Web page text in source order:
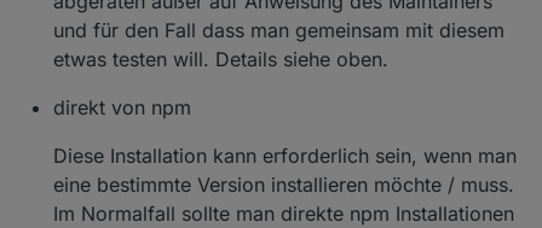
und für den Fall dass man gemeinsam mit diesem
etwas testen will. Details siehe oben.
direkt von npm
Diese Installation kann erforderlich sein, wenn man
eine bestimmte Version installieren möchte / muss.
Im Normalfall sollte man direkte npm Installationen